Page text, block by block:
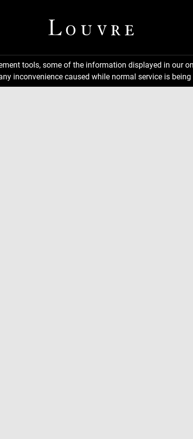
tools, some of the information displayed in our
inconvenience caused while normal service is being